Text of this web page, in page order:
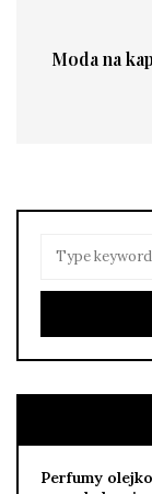
Moda na
Perfumy